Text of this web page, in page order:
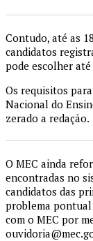
Contudo, até as
candidatos
pode escolher
Os requisitos
Nacional do
zerado a redação.
O MEC ainda
encontradas no
candidatos das
problema
com o MEC por